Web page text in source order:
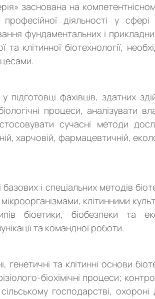
заснована на
діяльності у сфері
фундаментальних і
та клітинної біотехнології,
фахівців, здатних
процеси, аналізувати
сучасні методи
харчовій, фармацевтичній,
і спеціальних методів
клітинними
біоетики, біобезпеки та
та командної роботи.
та клітинні основи
біохімічні процеси;
господарстві, охороні